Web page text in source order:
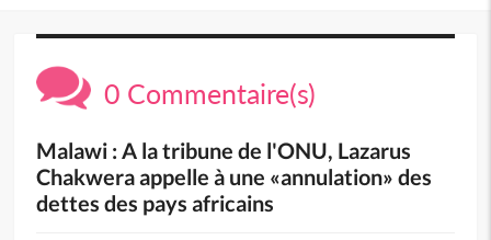
0 Commentaire(s)
Malawi : A la tribune de l'ONU, Lazarus
Chakwera appelle à une «annulation» des
dettes des pays africains